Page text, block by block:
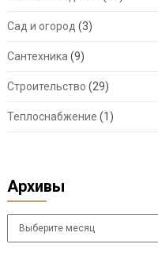
Сад и огород (3)
Сантехника (9)
Строительство (29)
Теплоснабжение (1)
Архивы
Архивы